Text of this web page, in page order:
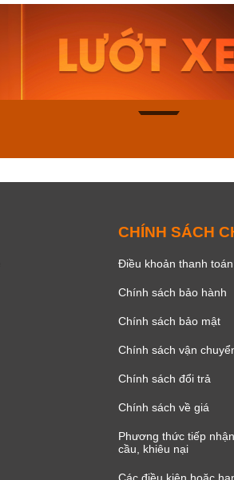
Casio Nam MTS-
115D-1AVDF
2.823.000₫
2.399.550₫
Mua ngay
CHÍNH SÁCH
Điều khoản thanh toán
Chính sách bảo hành
Chính sách bảo mật
Chính sách vận
Chính sách đổi trả
Chính sách về giá
Phương thức tiếp
cầu, khiêu nại
Các điều kiện hoặc